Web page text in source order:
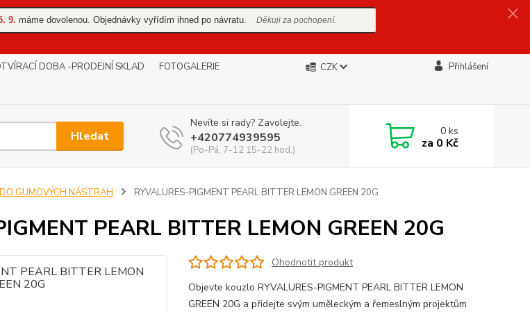
9. máme dovolenou. Objednávky vyřídím ihned po návratu. Děkuji za pochopení.
DOBA -PRODEJNÍ SKLAD
FOTOGALERIE
CZK Přihlášení
Hledat
Nevíte si rady? Zavolejte.
+420774939595
(Po-Pá, 7-12 15-22 hod.)
0ks
za 0 Kč
GUMOVÝCH NÁSTRAH RYVALURES-PIGMENT PEARL BITTER LEMON GREEN 20G
PEARL BITTER LEMON GREEN 20G
Ohodnotit produkt
Objevte kouzlo RYVALURES-PIGMENT PEARL BITTER LEMON
GREEN 20G a přidejte svým uměleckým a řemeslným projektům